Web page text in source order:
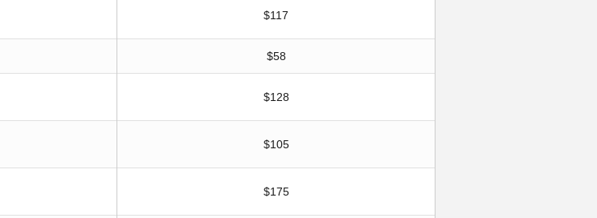
$117
$58
$128
$105
$175